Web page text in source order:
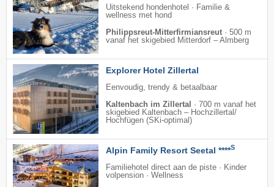
Uitstekend hondenhotel · Familie &
wellness met hond
Philippsreut-Mitterfirmiansreut · 500 m
vanaf het skigebied Mitterdorf – Almberg
Explorer Hotel Zillertal
Eenvoudig, trendy & betaalbaar
Kaltenbach im Zillertal
· 700 m vanaf het
skigebied Kaltenbach – Hochzillertal/​
Hochfügen (SKi-optimal)
Alpin Family Resort Seetal ****S
Familiehotel direct aan de piste · Kinder
volpension · Wellness